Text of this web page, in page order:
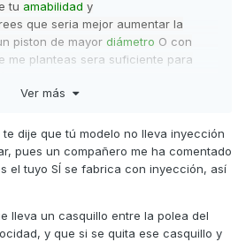
tu amabilidad y
que seria mejor aumentar la
piston de mayor diámetro O con
me planteas sera suficiente para
Ver más
dije que tú modelo no lleva inyección
pues un compañero me ha comentado
el tuyo SÍ se fabrica con inyección, así
lleva un casquillo entre la polea del
y que si se quita ese casquillo y